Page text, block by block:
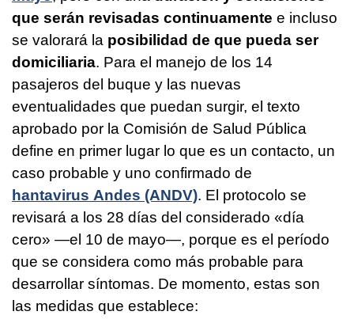
que serán revisadas continuamente e incluso
se valorará la posibilidad de que pueda ser
domiciliaria. Para el manejo de los 14
pasajeros del buque y las nuevas
eventualidades que puedan surgir, el texto
aprobado por la Comisión de Salud Pública
define en primer lugar lo que es un contacto, un
caso probable y uno confirmado de
hantavirus Andes (ANDV). El protocolo se
revisará a los 28 días del considerado «día
cero» —el 10 de mayo—, porque es el período
que se considera como más probable para
desarrollar síntomas. De momento, estas son
las medidas que establece: